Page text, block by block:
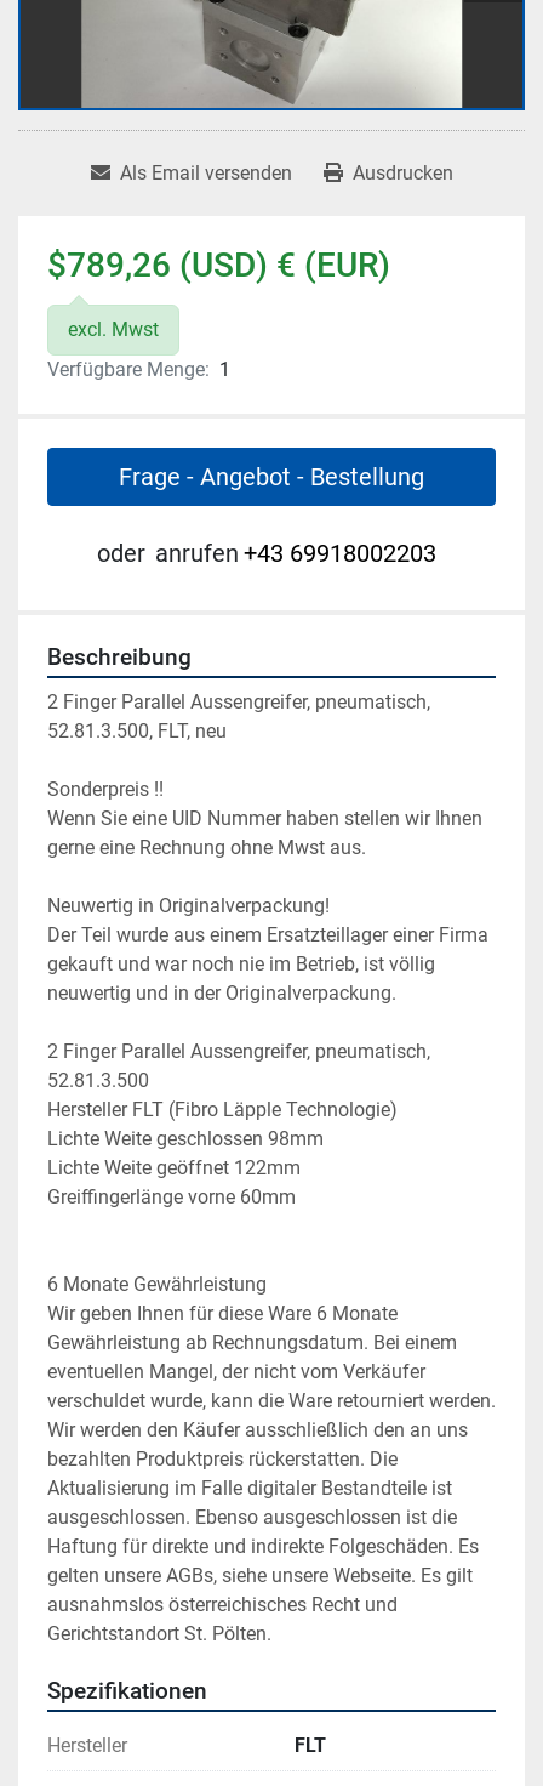
Als Email versenden Ausdrucken
$789,26 (USD) € (EUR)
excl. Mwst
Verfügbare Menge: 1
Frage - Angebot - Bestellung
oder anrufen +43 69918002203
Beschreibung
2 Finger Parallel Aussengreifer, pneumatisch,
52.81.3.500, FLT, neu
Sonderpreis !!
Wenn Sie eine UID Nummer haben stellen wir Ihnen
gerne eine Rechnung ohne Mwst aus.
Neuwertig in Originalverpackung!
Der Teil wurde aus einem Ersatzteillager einer Firma
gekauft und war noch nie im Betrieb, ist völlig
neuwertig und in der Originalverpackung.
2 Finger Parallel Aussengreifer, pneumatisch,
52.81.3.500
Hersteller FLT (Fibro Läpple Technologie)
Lichte Weite geschlossen 98mm
Lichte Weite geöffnet 122mm
Greiffingerlänge vorne 60mm
6 Monate Gewährleistung
Wir geben Ihnen für diese Ware 6 Monate
Gewährleistung ab Rechnungsdatum. Bei einem
eventuellen Mangel, der nicht vom Verkäufer
verschuldet wurde, kann die Ware retourniert werden.
Wir werden den Käufer ausschließlich den an uns
bezahlten Produktpreis rückerstatten. Die
Aktualisierung im Falle digitaler Bestandteile ist
ausgeschlossen. Ebenso ausgeschlossen ist die
Haftung für direkte und indirekte Folgeschäden. Es
gelten unsere AGBs, siehe unsere Webseite. Es gilt
ausnahmslos österreichisches Recht und
Gerichtstandort St. Pölten.
Spezifikationen
Hersteller FLT